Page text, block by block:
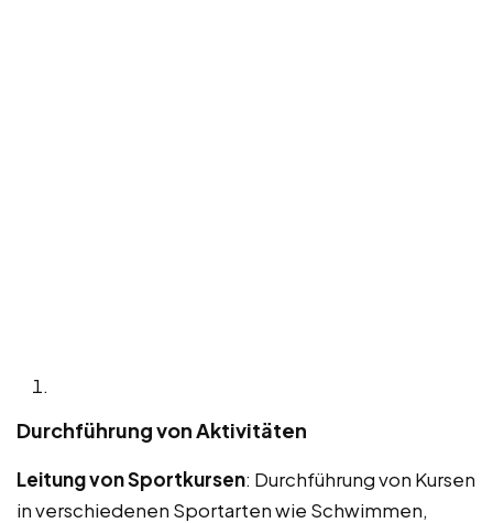
Durchführung von Aktivitäten
Leitung von Sportkursen: Durchführung von Kursen
in verschiedenen Sportarten wie Schwimmen,